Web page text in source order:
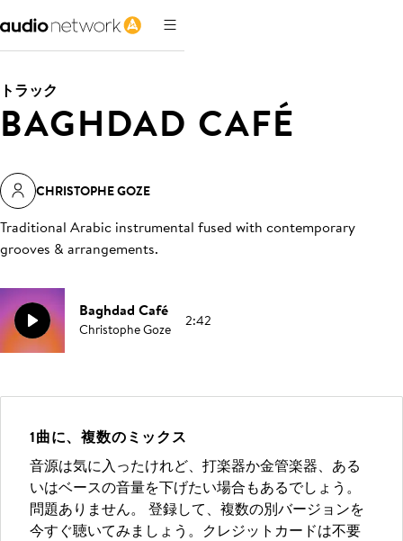
トラック
BAGHDAD CAFÉ
CHRISTOPHE GOZE
Traditional Arabic instrumental fused with contemporary
grooves & arrangements.
Baghdad Café
Christophe Goze 2:42
1曲に、複数のミックス
音源は気に入ったけれど、打楽器か金管楽器、ある
いはベースの音量を下げたい場合もあるでしょう。
問題ありません。 登録して、複数の別バージョンを
今すぐ聴いてみましょう。クレジットカードは不要